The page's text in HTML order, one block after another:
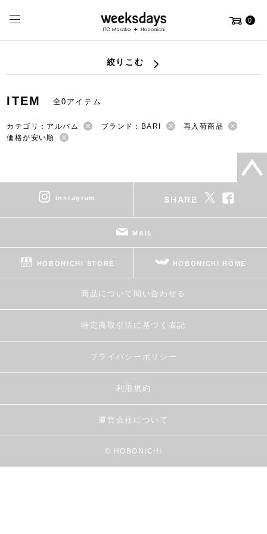
0
絞りこむ
ITEM 全0アイテム
カテゴリ：アルバム ブランド：BARI
再入荷商品
価格が安い順
instagram SHARE
MAIL
HOBONICHI STORE HOBONICHI HOME
商品について問い合わせる
特定商取引法に基づく表記
プライバシーポリシー
利用規約
運営会社について
© HOBONICHI